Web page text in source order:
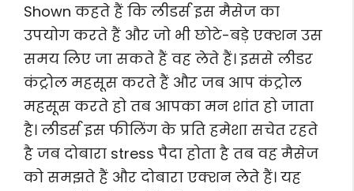
Shown कहते हैं कि लीडर्स इस मैसेज का
उपयोग करते हैं और जो भी छोटे-बड़े एक्शन उस
समय लिए जा सकते हैं वह लेते हैं। इससे लीडर
कंट्रोल महसूस करते हैं और जब आप कंट्रोल
महसूस करते हो तब आपका मन शांत हो जाता
है। लीडर्स इस फीलिंग के प्रति हमेशा सचेत रहते
है जब दोबारा stress पैदा होता है तब वह मैसेज
को समझते हैं और दोबारा एक्शन लेते हैं। यह